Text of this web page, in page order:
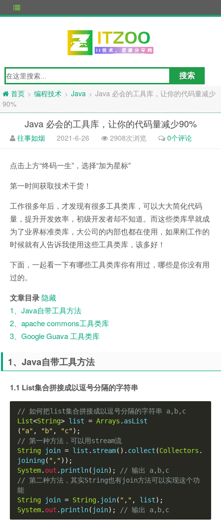
首页 > 编程技术 > Java > Java 必会的工具库，让你的代码量减少
90%
Java 必会的工具库，让你的代码量减少90%
往事如烟 2021-6-26 2908次浏览 0个评论
点击上方“终码一生”，选择“加为星标”
第一时间获取技术干货！
工作很多年后，才发现有很多工具类库，可以大大简化代码
量，提升开发效率，初级开发者却不知道。而这些类库早就成
为了业界标准类库，大公司的内部也都在使用，如果刚工作的
时候就有人告诉我使用这些工具类库，该多好！
下面，一起看一下有哪些工具类库你有用过，哪些是你没有用
过的。
文章目录隐藏
1、Java自带工具方法
2、apache commons工具类库
3、Google Guava 工具类库
1、Java自带工具方法
1.1 List集合拼接成以逗号分隔的字符串
// 如何把list集合拼接成以逗号分隔的字符串 a,b,c
List<String> list = Arrays . asList
( "a" , "b" , "c");
// 第一种方法，可以用stream流
String join = list . stream(). collect (Collectors .
joining( ","));
System. out . println( join);
// 输出 a,b,c
// 第二种方法，其实String也有join方法可以实现这个功
能
String join = String. join( "," , list);
System. out . println( join); // 输出 a,b,c